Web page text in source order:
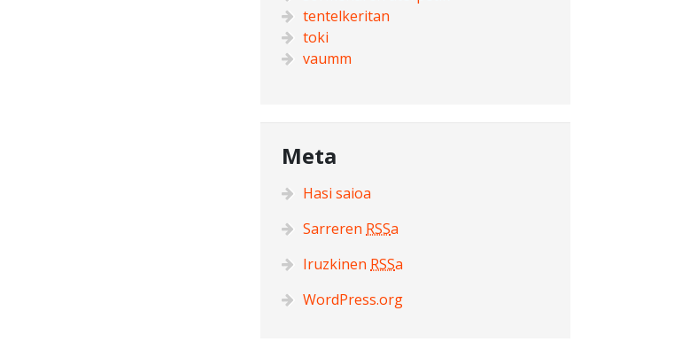
tentelkeritan
toki
vaumm
Meta
Hasi saioa
Sarreren RSSa
Iruzkinen RSSa
WordPress.org